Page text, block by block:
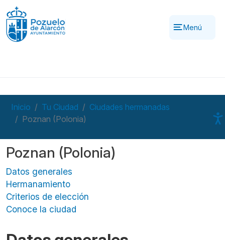
Pasar al contenido principal
Menú
Inicio Tu Ciudad
Ciudades hermanadas
Poznan (Polonia)
Poznan (Polonia)
Datos generales
Hermanamiento
Criterios de elección
Conoce la ciudad